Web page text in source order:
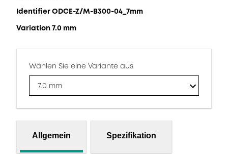
Identifier ODCE-Z/M-B300-04_7mm
Variation 7.0 mm
Wählen Sie eine Variante aus
7.0 mm
Allgemein Spezifikation